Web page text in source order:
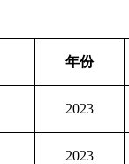
年份
2023
2023